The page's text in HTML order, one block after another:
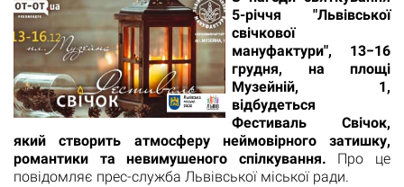
5-річчя "Львівської
свічкової
мануфактури", 13−16
грудня, на площі
Музейній, 1,
відбудеться
Фестиваль Свічок,
який створить атмосферу неймовірного затишку,
романтики та невимушеного спілкування. Про це
повідомляє прес-служба Львівської міської ради.